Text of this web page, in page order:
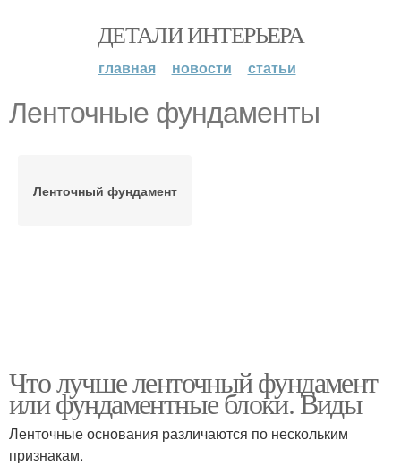
ДЕТАЛИ ИНТЕРЬЕРА
главная новости статьи
Ленточные фундаменты
Ленточный фундамент
Что лучше ленточный фундамент
или фундаментные блоки. Виды
Ленточные основания различаются по нескольким
признакам.